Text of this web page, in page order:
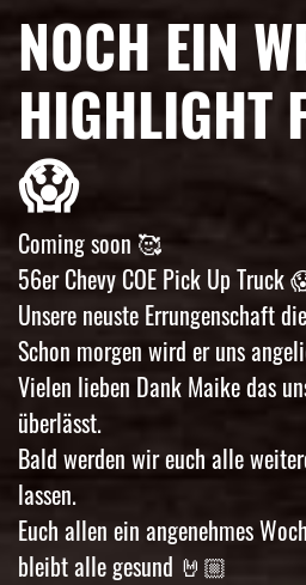
NOCH EIN
HIGHLIGHT
😱
Coming soon 🥰
56er Chevy COE Pick Up Truck
Unsere neuste Errungenschaft
Schon morgen wird er uns
Vielen lieben Dank Maike das
überlässt.
Bald werden wir euch alle
lassen.
Euch allen ein angenehmes
bleibt alle gesund 🤘🏼